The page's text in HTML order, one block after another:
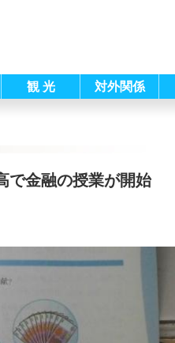
観 光 対外関係
金融の授業が開始